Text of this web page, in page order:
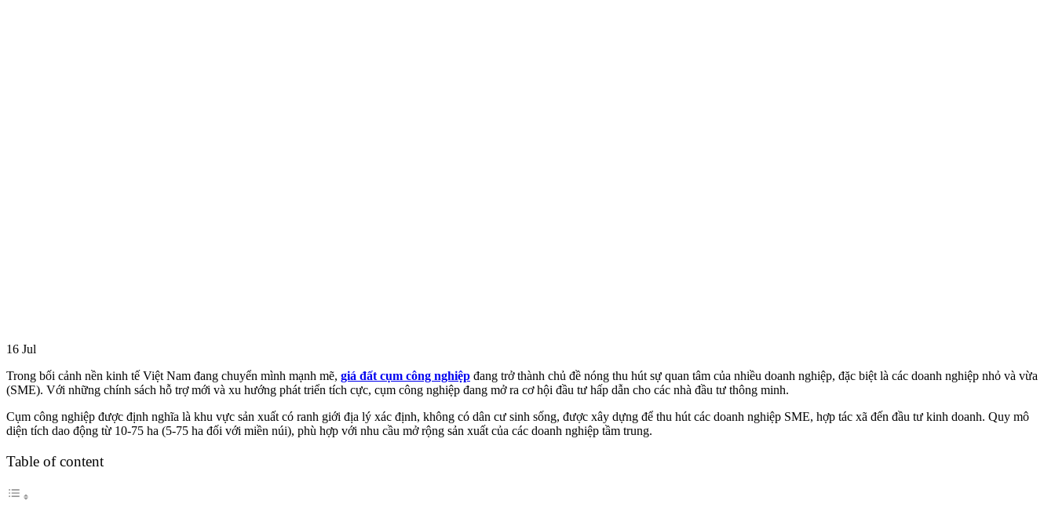
16 Jul
Trong bối cảnh nền kinh tế Việt Nam đang chuyển mình mạnh mẽ, giá đất cụm công nghiệp đang trở thành chủ đề nóng thu hút sự quan tâm của nhiều doanh nghiệp, đặc biệt là các doanh nghiệp nhỏ và vừa
(SME). Với những chính sách hỗ trợ mới và xu hướng phát triển tích cực, cụm công nghiệp đang mở ra cơ hội đầu tư hấp dẫn cho các nhà đầu tư thông minh.
Cụm công nghiệp được định nghĩa là khu vực sản xuất có ranh giới địa lý xác định, không có dân cư sinh sống, được xây dựng để thu hút các doanh nghiệp SME, hợp tác xã đến đầu tư kinh doanh. Quy mô
diện tích dao động từ 10-75 ha (5-75 ha đối với miền núi), phù hợp với nhu cầu mở rộng sản xuất của các doanh nghiệp tầm trung.
Table of content